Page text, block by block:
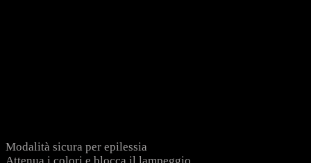
Modalità sicura per epilessia
Attenua i colori e blocca il lampeggio